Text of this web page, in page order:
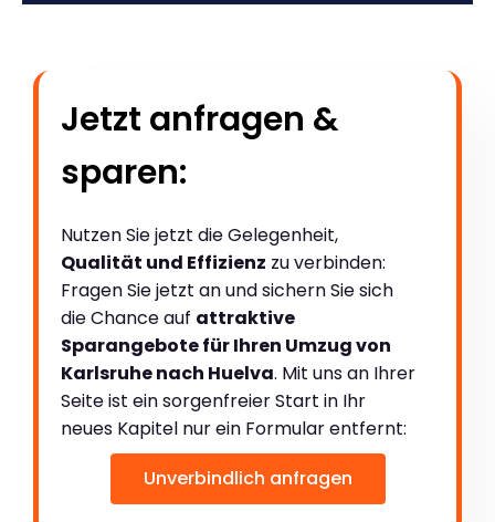
Jetzt anfragen &
sparen:
Nutzen Sie jetzt die Gelegenheit,
Qualität und Effizienz zu verbinden:
Fragen Sie jetzt an und sichern Sie sich
die Chance auf attraktive
Sparangebote für Ihren Umzug von
Karlsruhe nach Huelva. Mit uns an Ihrer
Seite ist ein sorgenfreier Start in Ihr
neues Kapitel nur ein Formular entfernt:
Unverbindlich anfragen